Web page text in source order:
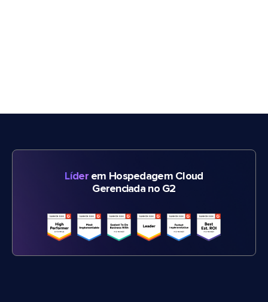
Líderem Hospedagem Cloud
Gerenciada no G2